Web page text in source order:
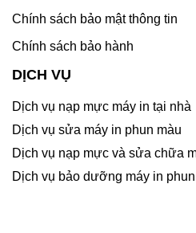
Chính sách bảo mật thông tin
Chính sách bảo hành
DỊCH VỤ
Dịch vụ nạp mực máy in tại nhà
Dịch vụ sửa máy in phun màu
Dịch vụ nạp mực và sửa chữa
Dịch vụ bảo dưỡng máy in